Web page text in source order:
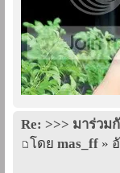
Re: >>> มาร่วม
โดย mas_ff »